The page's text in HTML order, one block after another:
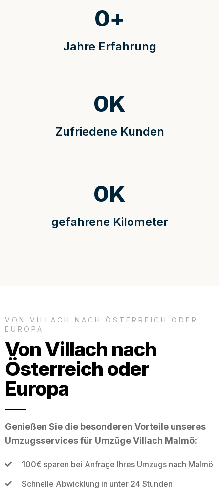
Jahre Erfahrung
0+
Zufriedene Kunden
0K
gefahrene Kilometer
0K
VON VILLACH NACH ÖSTERREICH ODER
EUROPA
Von Villach nach
Österreich oder
Europa
Genießen Sie die besonderen Vorteile unseres
Umzugsservices für Umzüge Villach Malmö:
100€ sparen bei Anfrage Ihres Umzugs nach Malmö
Schnelle Abwicklung in unter 24 Stunden